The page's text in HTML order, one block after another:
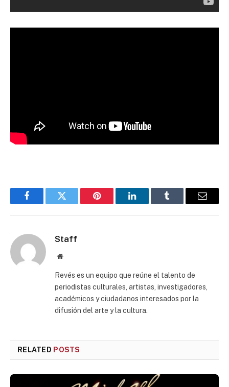
FacebookTwitter Pinterest LinkedInTumblr Email
Staff
Website
Revés es un equipo que reúne el talento de
periodistas culturales, artistas, investigadores,
académicos y ciudadanos interesados por la
difusión del arte y la cultura.
RELATED POSTS